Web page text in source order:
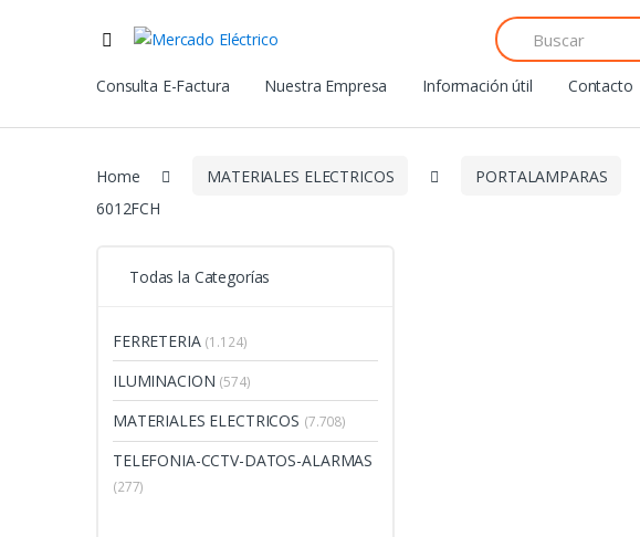
Search
for:
Consulta E-Factura
Nuestra Empresa Información útil Contacto
Home MATERIALES ELECTRICOS PORTALAMPARAS
6012FCH
Todas la Categorías
FERRETERIA (1.124)
ILUMINACION (574)
MATERIALES ELECTRICOS (7.708)
TELEFONIA-CCTV-DATOS-ALARMAS
(277)